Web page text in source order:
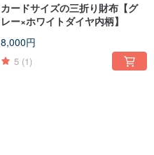
カードサイズの三折り財布【グ
レー×ホワイトダイヤ内柄】
8,000円
5 (1)